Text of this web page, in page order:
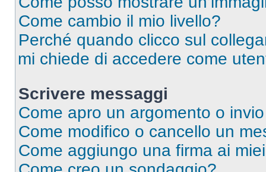
Come cambio il mio livello?
Perché quando clicco sul
mi chiede di accedere come
Scrivere messaggi
Come apro un argomento o
Come modifico o cancello un
Come aggiungo una firma ai